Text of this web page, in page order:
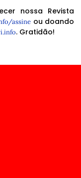
nossa Revista
assine ou doando
. Gratidão!